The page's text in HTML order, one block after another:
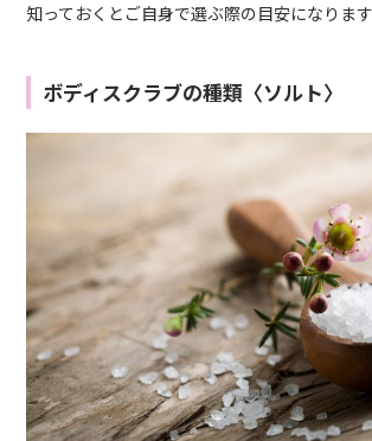
知っておくとご自身で選ぶ際の目安になります
ボディスクラブの種類〈ソルト〉